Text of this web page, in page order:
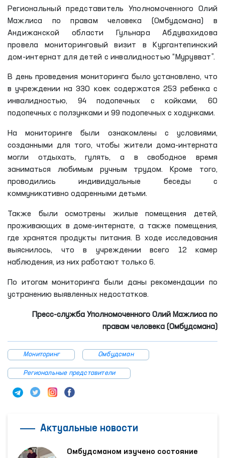
Региональный представитель Уполномоченного Олий
Мажлиса по правам человека (Омбудсмана) в
Андижанской области Гульнара Абдувахидова
провела мониторинговый визит в Кургантепинский
дом-интернат для детей с инвалидностью “Мурувват”.
В день проведения мониторинга было установлено, что
в учреждении на 330 коек содержатся 253 ребенка с
инвалидностью, 94 подопечных с койками, 60
подопечных с ползунками и 99 подопечных с ходунками.
На мониторинге были ознакомлены с условиями,
созданными для того, чтобы жители дома-интерната
могли отдыхать, гулять, а в свободное время
заниматься любимым ручным трудом. Кроме того,
проводились индивидуальные беседы с
коммуникативно одаренными детьми.
Также были осмотрены жилые помещения детей,
проживающих в доме-интернате, а также помещения,
где хранятся продукты питания. В ходе исследования
выяснилось, что в учреждении всего 12 камер
наблюдения, из них работают только 6.
По итогам мониторинга были даны рекомендации по
устранению выявленных недостатков.
Пресс-служба Уполномоченного Олий Мажлиса по
правам человека (Омбудсмана)
Мониторинг Омбудсман
Региональные представители
Актуальные новости
Омбудсманом изучено состояние